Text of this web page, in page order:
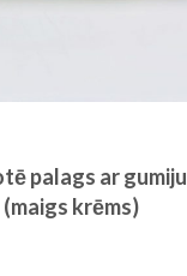
palags ar gumiju
krēms)